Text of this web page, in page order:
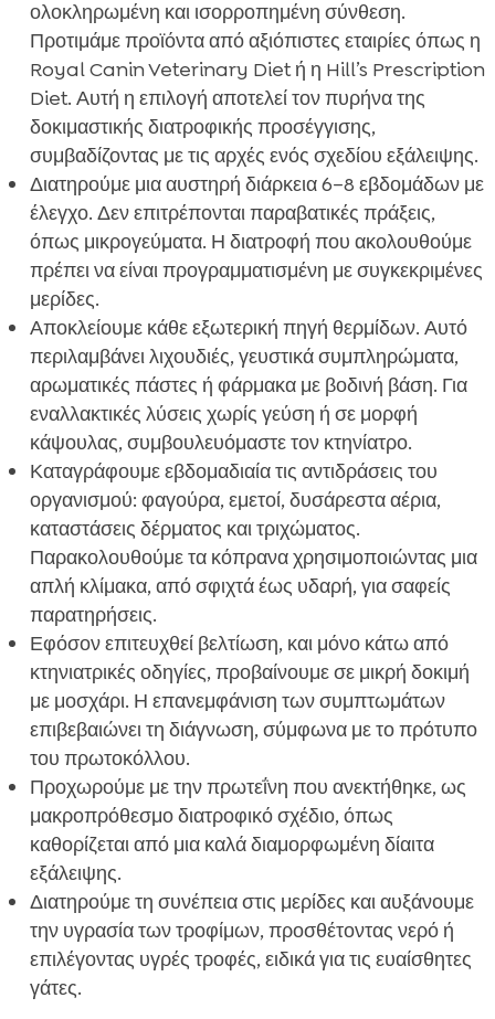
ολοκληρωμένη και ισορροπημένη σύνθεση.
Προτιμάμε προϊόντα από αξιόπιστες εταιρίες όπως η
Royal Canin Veterinary Diet ή η Hill’s Prescription
Diet. Αυτή η επιλογή αποτελεί τον πυρήνα της
δοκιμαστικής διατροφικής προσέγγισης,
συμβαδίζοντας με τις αρχές ενός σχεδίου εξάλειψης.
Διατηρούμε μια αυστηρή διάρκεια 6–8 εβδομάδων με
έλεγχο. Δεν επιτρέπονται παραβατικές πράξεις,
όπως μικρογεύματα. Η διατροφή που ακολουθούμε
πρέπει να είναι προγραμματισμένη με συγκεκριμένες
μερίδες.
Αποκλείουμε κάθε εξωτερική πηγή θερμίδων. Αυτό
περιλαμβάνει λιχουδιές, γευστικά συμπληρώματα,
αρωματικές πάστες ή φάρμακα με βοδινή βάση. Για
εναλλακτικές λύσεις χωρίς γεύση ή σε μορφή
κάψουλας, συμβουλευόμαστε τον κτηνίατρο.
Καταγράφουμε εβδομαδιαία τις αντιδράσεις του
οργανισμού: φαγούρα, εμετοί, δυσάρεστα αέρια,
καταστάσεις δέρματος και τριχώματος.
Παρακολουθούμε τα κόπρανα χρησιμοποιώντας μια
απλή κλίμακα, από σφιχτά έως υδαρή, για σαφείς
παρατηρήσεις.
Εφόσον επιτευχθεί βελτίωση, και μόνο κάτω από
κτηνιατρικές οδηγίες, προβαίνουμε σε μικρή δοκιμή
με μοσχάρι. Η επανεμφάνιση των συμπτωμάτων
επιβεβαιώνει τη διάγνωση, σύμφωνα με το πρότυπο
του πρωτοκόλλου.
Προχωρούμε με την πρωτεΐνη που ανεκτήθηκε, ως
μακροπρόθεσμο διατροφικό σχέδιο, όπως
καθορίζεται από μια καλά διαμορφωμένη δίαιτα
εξάλειψης.
Διατηρούμε τη συνέπεια στις μερίδες και αυξάνουμε
την υγρασία των τροφίμων, προσθέτοντας νερό ή
επιλέγοντας υγρές τροφές, ειδικά για τις ευαίσθητες
γάτες.